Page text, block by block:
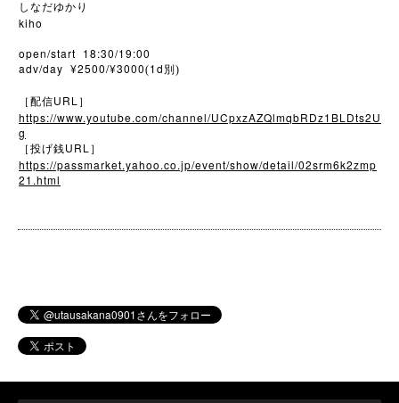
しなだゆかり
kiho
open/start 18:30/19:00
adv/day ¥2500/¥3000(1d 別)
［配信URL ］
https://www.youtube.com/channel/UCpxzAZQlmqbRDz1BLDts2U
g
［投げ銭URL ］
https://passmarket.yahoo.co.jp/event/show/detail/02srm6k2zmp
21.html